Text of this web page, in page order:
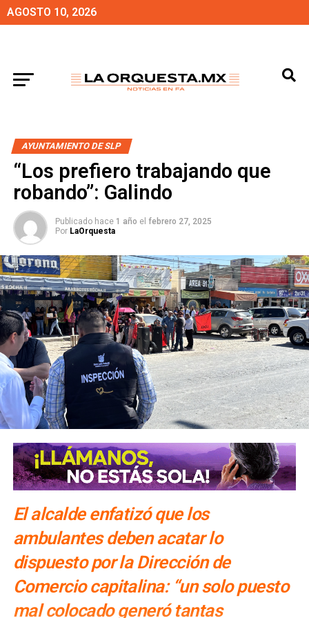
AGOSTO 10, 2026
AYUNTAMIENTO DE SLP
“Los prefiero trabajando que
robando”: Galindo
Publicado hace 1 año el febrero 27, 2025
Por LaOrquesta
El alcalde enfatizó que los
ambulantes deben acatar lo
dispuesto por la Dirección de
Comercio capitalina: “un solo puesto
mal colocado generó tantas